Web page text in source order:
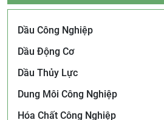
Dầu Công Nghiệp
Dầu Động Cơ
Dầu Thủy Lực
Dung Môi Công Nghiệp
Hóa Chất Công Nghiệp